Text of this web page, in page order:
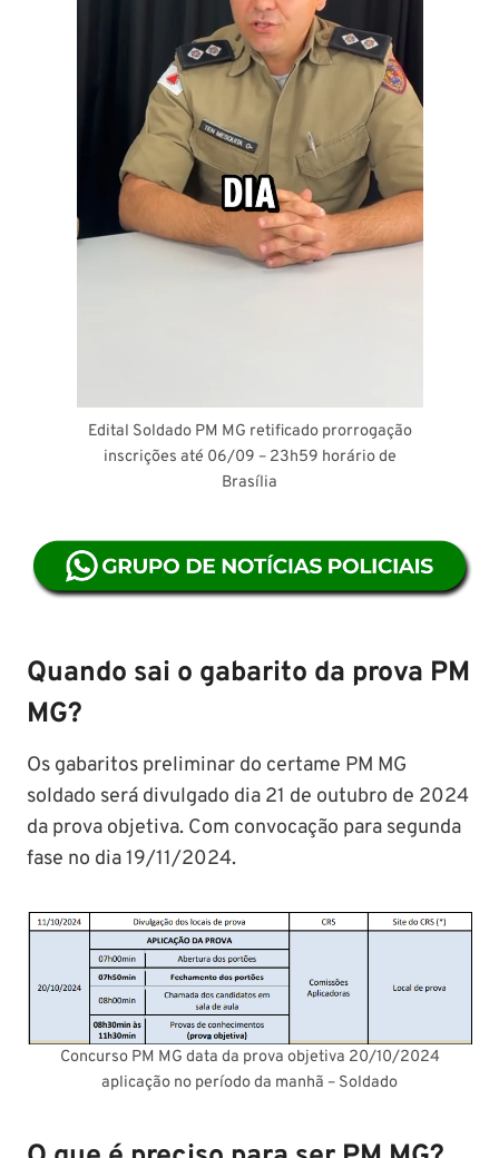
Edital Soldado PM MG retificado prorrogação
inscrições até 06/09 – 23h59 horário de
Brasília
Quando sai o gabarito da prova PM
MG?
Os gabaritos preliminar do certame PM MG
soldado será divulgado dia 21 de outubro de 2024
da prova objetiva. Com convocação para segunda
fase no dia 19/11/2024.
Concurso PM MG data da prova objetiva 20/10/2024
aplicação no período da manhã – Soldado